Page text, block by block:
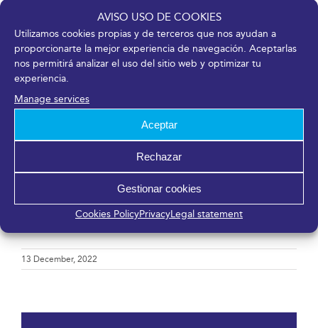
AVISO USO DE COOKIES
Utilizamos cookies propias y de terceros que nos ayudan a
proporcionarte la mejor experiencia de navegación. Aceptarlas
nos permitirá analizar el uso del sitio web y optimizar tu
experiencia.
Manage services
Aceptar
Rechazar
Gestionar cookies
Cookies PolicyPrivacyLegal statement
de empresas socialmente responsables de la
provincia de Málaga. Se trata de entender la gestión
empresarial asumiendo que la competitividad y la
rentabilidad son compatibles con la ética y el
desarrollo de la actividad económica respetando y
propiciando principios y medidas acorde con la
dimensión social, económica y ambiental de la
DESCARGAR PDF
13 December, 2022